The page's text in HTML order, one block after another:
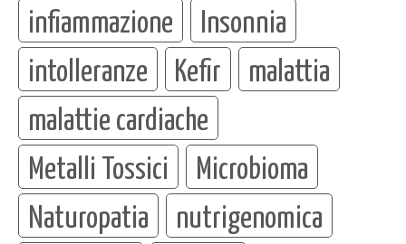
infiammazione
Insonnia
intolleranze
Kefir
malattia
malattie cardiache
Metalli Tossici
Microbioma
Naturopatia
nutrigenomica